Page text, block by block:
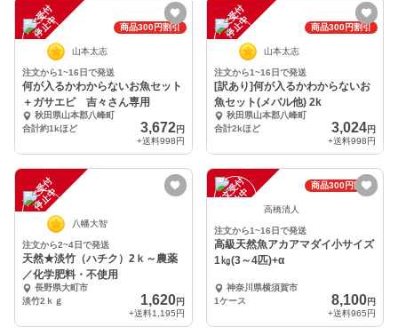
注
文
受
付
停
止
中 商品300円割引
山本太志
注文から1~16日で発送
何が入るかわからないお魚セット
＋ガサエビ 吉々さん専用
秋田県山本郡八峰町
合計約1kほど
3,672円
+送料998円
注
文
受
付
停
止
中 商品300円割引
山本太志
注文から1~16日で発送
[訳あり]何が入るかわからないお
魚セット(メバル他) 2k
秋田県山本郡八峰町
合計2kほど
3,024円
+送料998円
注
文
受
付
停
止
中
八幡大智
注文から2~4日で発送
天然★淡竹（ハチク）2ｋ～農薬
／化学肥料・不使用
長野県大町市
淡竹2ｋｇ
1,620円
+送料1,195円
注
文
受
付
停
止
中
商品300円割引
高橋清人
注文から1~16日で発送
高級天然魚アカアマダイ小サイズ
1㎏(3～4匹)+α
神奈川県横須賀市
1ケース
8,100円
+送料965円